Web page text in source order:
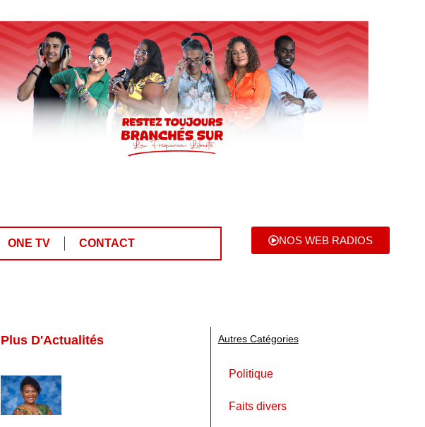
ONE TV CONTACT NOS WEB RADIOS
Plus D'Actualités Autres Catégories
Politique
Faits divers